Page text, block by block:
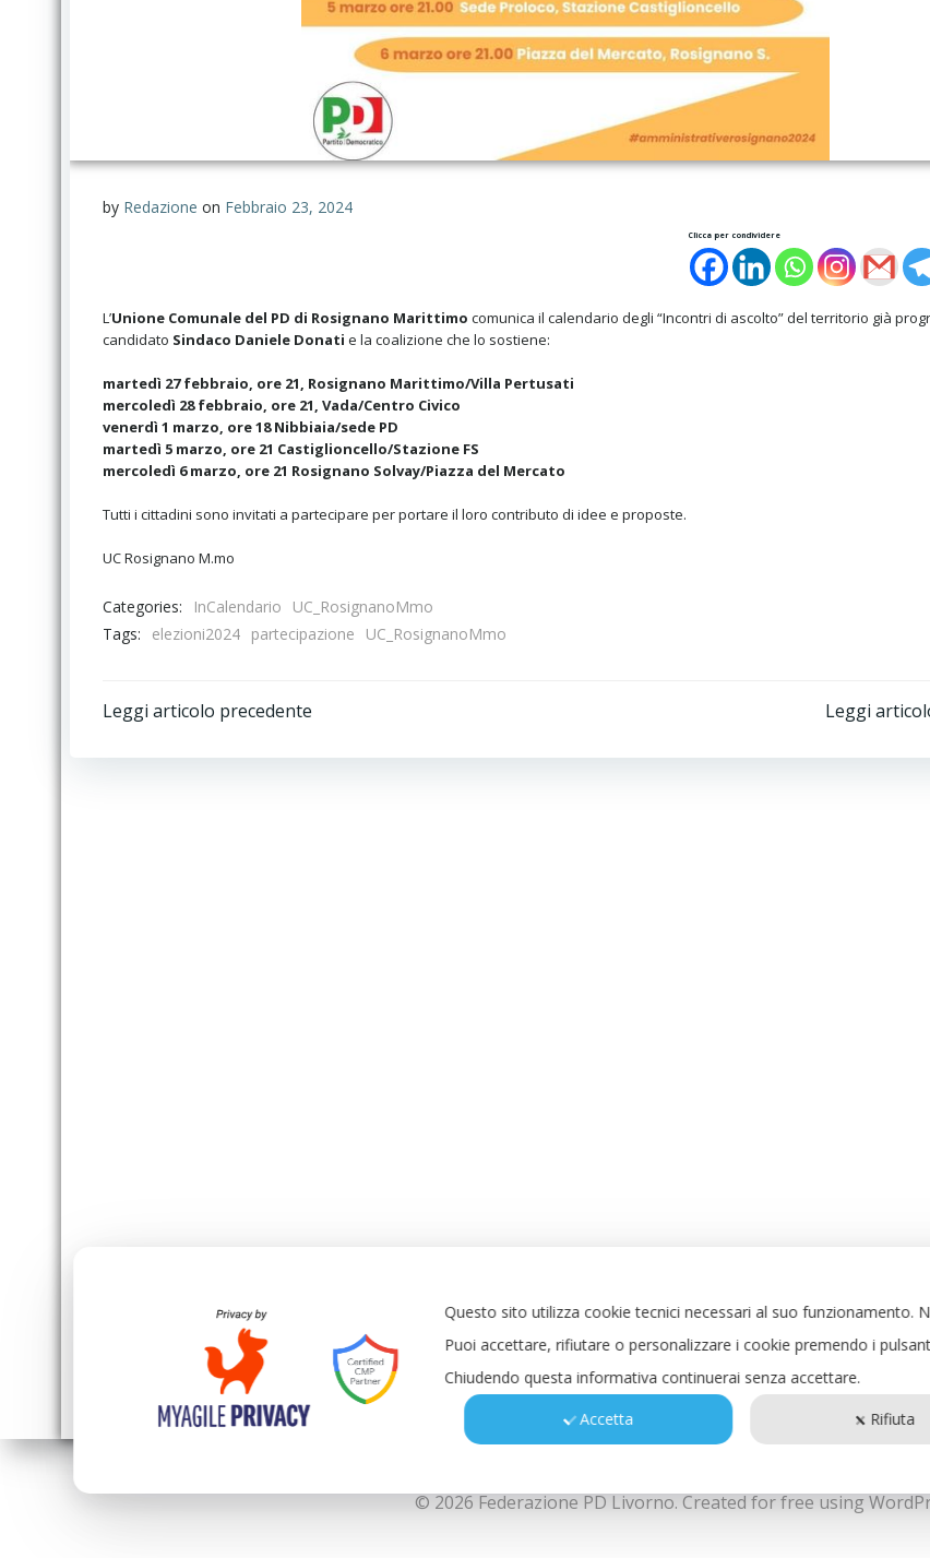
by Redazione on Febbraio 23, 2024
Clicca per condividere
L’Unione Comunale del PD di Rosignano Marittimo comunica il calendario degli “Incontri di ascolto” del territorio già
candidato Sindaco Daniele Donati e la coalizione che lo sostiene:
martedì 27 febbraio, ore 21, Rosignano Marittimo/Villa Pertusati
mercoledì 28 febbraio, ore 21, Vada/Centro Civico
venerdì 1 marzo, ore 18 Nibbiaia/sede PD
martedì 5 marzo, ore 21 Castiglioncello/Stazione FS
mercoledì 6 marzo, ore 21 Rosignano Solvay/Piazza del Mercato
Tutti i cittadini sono invitati a partecipare per portare il loro contributo di idee e proposte.
UC Rosignano M.mo
Categories: InCalendario
UC_RosignanoMmo
Tags:
elezioni2024 partecipazione UC_RosignanoMmo
Post
navigation
Leggi articolo precedente
navigation
Leggi
© 2026 Federazione PD Livorno. Created for free using
Questo sito utilizza cookie tecnici necessari al suo funzionamento.
Puoi accettare, rifiutare o personalizzare i cookie premendo i
Chiudendo questa informativa continuerai senza accettare.
Accetta
Rifiuta